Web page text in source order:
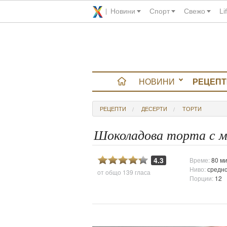
Новини Спорт Свежо
НОВИНИ
РЕЦЕПТИ ДЕСЕРТИ ТОРТИ
Шоколадова торта с
4.3
от общо 139 гласа
Време:80
Ниво:
Порции: 12